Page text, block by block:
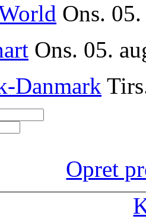
Ons.
Ons. 05.
Danmark
Opret